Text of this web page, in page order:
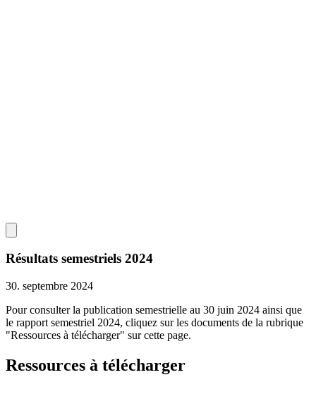
Résultats semestriels 2024
30. septembre 2024
Pour consulter la publication semestrielle au 30 juin 2024 ainsi que
le rapport semestriel 2024, cliquez sur les documents de la rubrique
"Ressources à télécharger" sur cette page.
Ressources à télécharger